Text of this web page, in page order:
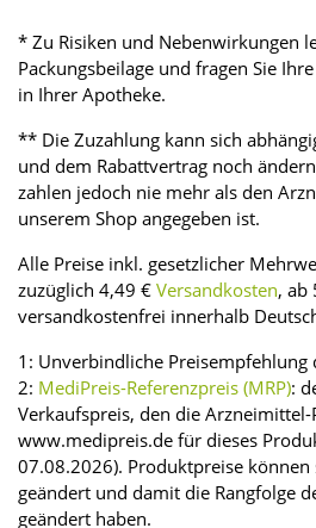
* Zu Risiken und Nebenwirkungen
Packungsbeilage und fragen Sie
in Ihrer Apotheke.
** Die Zuzahlung kann sich
und dem Rabattvertrag noch
zahlen jedoch nie mehr als den
unserem Shop angegeben ist.
Alle Preise inkl. gesetzlicher
zuzüglich 4,49 € Versandkosten, ab
versandkostenfrei innerhalb
1: Unverbindliche Preisempfehlung
2: MediPreis-Referenzpreis (MRP):
Verkaufspreis, den die
www.medipreis.de für dieses
07.08.2026). Produktpreise können
geändert und damit die Rangfolge
geändert haben.